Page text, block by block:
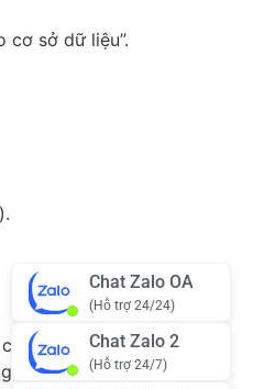
cơ sở dữ liệu”.
thể bảo vệ
pháp backup
Chat Zalo OA
(Hỗ trợ 24/24)
Chat Zalo 2
(Hỗ trợ 24/7)